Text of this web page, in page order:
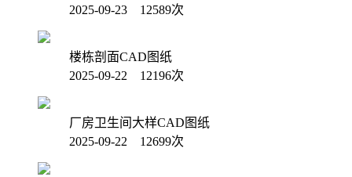
2025-09-23 12589次
楼栋剖面CAD图纸
2025-09-22 12196次
厂房卫生间大样CAD图纸
2025-09-22 12699次